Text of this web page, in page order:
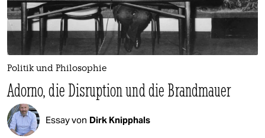
Politik und Philosophie
Adorno, die Disruption und die Brandmauer
Essay von Dirk Knipphals